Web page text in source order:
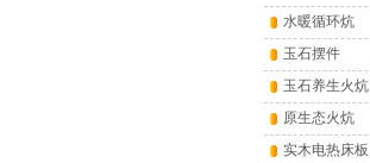
水暖循环炕
玉石摆件
玉石养生火炕
原生态火炕
实木电热床板